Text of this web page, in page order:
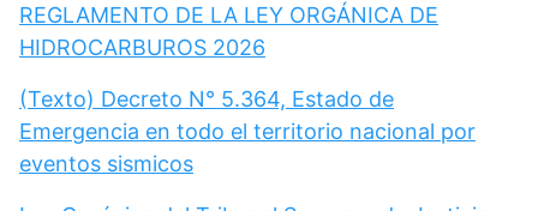
REGLAMENTO DE LA LEY ORGÁNICA DE
HIDROCARBUROS 2026
(Texto) Decreto N° 5.364, Estado de
Emergencia en todo el territorio nacional por
eventos sismicos